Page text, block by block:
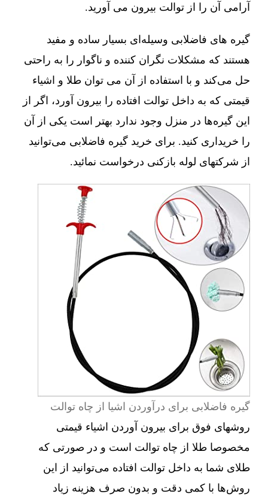
آرامی آن را از توالت بیرون می آورید.
گیره های فاضلابی وسیله‌ای بسیار ساده و مفید
هستند که مشکلات نگران کننده و ناگوار را به راحتی
حل می‌کند و با استفاده از آن می توان طلا و اشیاء
قیمتی که به داخل توالت افتاده را بیرون آورد، اگر از
این گیره‌ها در منزل وجود ندارد بهتر است یکی از آن
را خریداری کنید. برای خرید گیره فاضلابی می‌توانید
از شرکتهای لوله بازکنی درخواست نمائید.
گیره فاضلابی برای درآوردن اشیا از چاه توالت
روشهای فوق برای بیرون آوردن اشیاء قیمتی
مخصوصا طلا از چاه توالت است و در صورتی که
طلای شما به داخل توالت افتاده می‌توانید از این
روش‌ها با کمی دقت و بدون صرف هزینه زیاد